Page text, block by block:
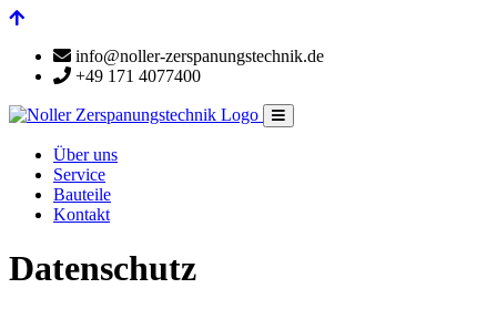
info@noller-zerspanungstechnik.de
+49 171 4077400
Über uns
Service
Bauteile
Kontakt
Datenschutz